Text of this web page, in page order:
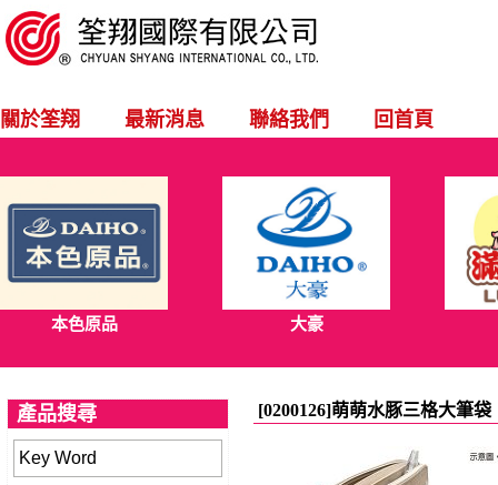
關於筌翔 最新消息 聯絡我們 回首頁
本色原品 大豪
產品搜尋 [0200126]萌萌水豚三格大筆袋